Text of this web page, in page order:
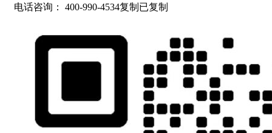
电话咨询： 400-990-4534复制 已复制